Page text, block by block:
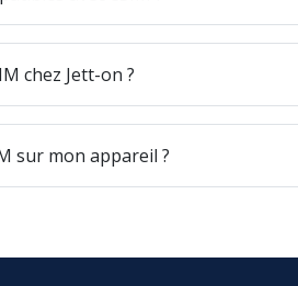
chez Jett-on ?
sur mon appareil ?